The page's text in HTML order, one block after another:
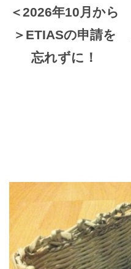
＜2026年10月から
＞ETIASの申請を
忘れずに！